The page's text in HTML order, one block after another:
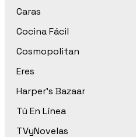
Caras
Cocina Fácil
Cosmopolitan
Eres
Harper’s Bazaar
Tú En Línea
TVyNovelas